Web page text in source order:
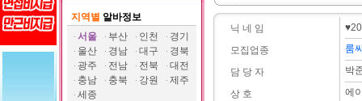
지역별 알바정보
서울
부산 인천
경기
울산
경남 대구
경북
광주
전남 전북
대전
충남
충북 강원
제주
세종
닉 네 임
모집업종
담 당 자
상 호
룸
박
에